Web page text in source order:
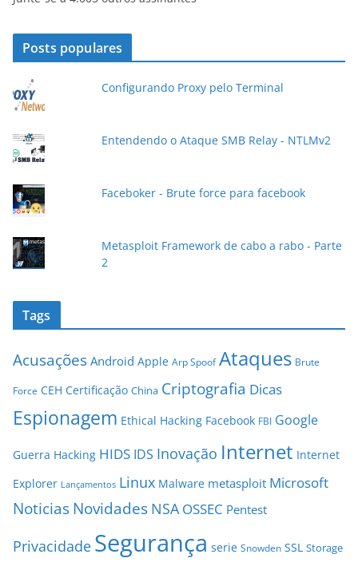
d
e
-
a
i
Posts populares
Configurando Proxy pelo Terminal
Entendendo o Ataque SMB Relay - NTLMv2
Faceboker - Brute force para facebook
Metasploit Framework de cabo a rabo - Parte
2
Tags
Acusações Android Apple Arp Spoof Ataques Brute
Force CEH Certificação China Criptografia Dicas
Espionagem Ethical Hacking Facebook FBI Google
Guerra Hacking HIDS IDS Inovação Internet Internet
Explorer Lançamentos Linux Malware metasploit Microsoft
NoticiasNovidades NSA OSSEC Pentest
Privacidade Segurança serie Snowden SSL Storage